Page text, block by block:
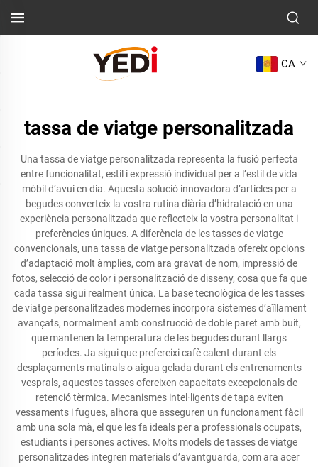
CA
tassa de viatge personalitzada
Una tassa de viatge personalitzada representa la fusió perfecta
entre funcionalitat, estil i expressió individual per a l’estil de vida
mòbil d’avui en dia. Aquesta solució innovadora d’articles per a
begudes converteix la vostra rutina diària d’hidratació en una
experiència personalitzada que reflecteix la vostra personalitat i
preferències úniques. A diferència de les tasses de viatge
convencionals, una tassa de viatge personalitzada ofereix opcions
d’adaptació molt àmplies, com ara gravat de nom, impressió de
fotos, selecció de color i personalització de disseny, cosa que fa que
cada tassa sigui realment única. La base tecnològica de les tasses
de viatge personalitzades modernes incorpora sistemes d’aïllament
avançats, normalment amb construcció de doble paret amb buit,
que mantenen la temperatura de les begudes durant llargs
períodes. Ja sigui que prefereixi cafè calent durant els
desplaçaments matinals o aigua gelada durant els entrenaments
vesprals, aquestes tasses ofereixen capacitats excepcionals de
retenció tèrmica. Mecanismes intel·ligents de tapa eviten
vessaments i fugues, alhora que asseguren un funcionament fàcil
amb una sola mà, el que les fa ideals per a professionals ocupats,
estudiants i persones actives. Molts models de tasses de viatge
personalitzades integren materials d’avantguarda, com ara acer